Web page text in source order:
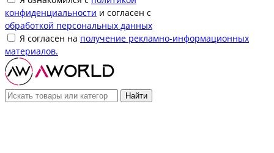
конфиденциальности и согласен с
обработкой персональных данных
Я согласен на получение рекламно-информационных
материалов.
Найти